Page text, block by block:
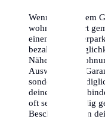
Wenn du in einem
wohnst and dort
einen
bezahlbare
Nähe deiner
Ausweis keine
sondern dich
deiner Zone
oft sehr kleinteilig
Beschilderung in